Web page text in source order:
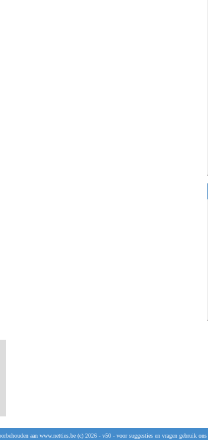
aan www.netties.be (c) 2026 - v50 - voor suggesties en vragen gebruik ons